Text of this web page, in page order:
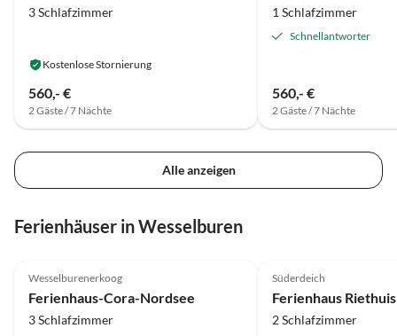
3 Schlafzimmer
Kostenlose Stornierung
560,- €
2 Gäste / 7 Nächte
1 Schlafzimmer
Schnellantworter
560,- €
2 Gäste / 7 Nächte
Alle anzeigen
Ferienhäuser in Wesselburen
Wesselburenerkoog
Ferienhaus-Cora-Nordsee
3 Schlafzimmer
Süderdeich
Ferienhaus
2 Schlafzimmer